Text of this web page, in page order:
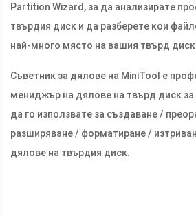
Partition Wizard, за да анализирате
твърдия диск и да разберете кои
най-много място на вашия твърд диск.
Съветник за дялове на MiniTool е
мениджър на дялове на твърд диск
да го използвате за създаване /
разширяване / форматиране /
дялове на твърдия диск.